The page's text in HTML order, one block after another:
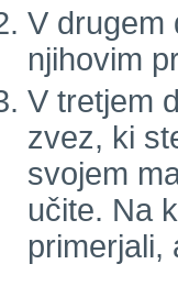
V drugem
njihovim
V tretjem
zvez, ki
svojem
učite. Na
primerjali,